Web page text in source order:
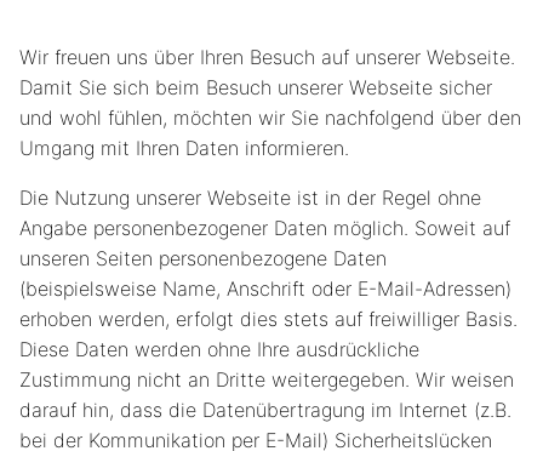
BOTSWANA
ZIMBABWE
ZAMBIA
MALAWI
MOZAMBIQUE
GEFÜHRTE RUNDREISEN
SAFARIS
BADEFERIEN
GOLFREISEN SÜDAFRIKA
FAMILIENFERIEN
ZUGREISEN
INSPIRATION
REISEBERICHTE / BLOGS
NACHHALTIGKEIT
REISEFÜHRER
VERANSTALTUNGEN
ÜBER UNS
KONTAKT
Wir freuen uns über Ihren Besuch auf unserer Webseite.
Damit Sie sich beim Besuch unserer Webseite sicher
und wohl fühlen, möchten wir Sie nachfolgend über den
Umgang mit Ihren Daten informieren.
Die Nutzung unserer Webseite ist in der Regel ohne
Angabe personenbezogener Daten möglich. Soweit auf
unseren Seiten personenbezogene Daten
(beispielsweise Name, Anschrift oder E-Mail-Adressen)
erhoben werden, erfolgt dies stets auf freiwilliger Basis.
Diese Daten werden ohne Ihre ausdrückliche
Zustimmung nicht an Dritte weitergegeben. Wir weisen
darauf hin, dass die Datenübertragung im Internet (z.B.
bei der Kommunikation per E-Mail) Sicherheitslücken